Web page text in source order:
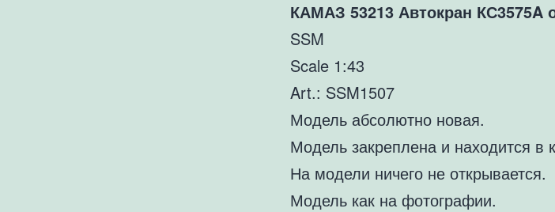
КАМАЗ 53213 Автокран КС3575A
SSM
Scale 1:43
Art.: SSM1507
Модель абсолютно новая.
Модель закреплена и находится в
На модели ничего не открывается.
Модель как на фотографии.